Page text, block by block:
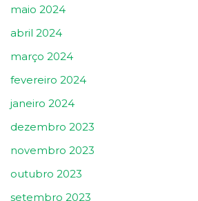
maio 2024
abril 2024
março 2024
fevereiro 2024
janeiro 2024
dezembro 2023
novembro 2023
outubro 2023
setembro 2023